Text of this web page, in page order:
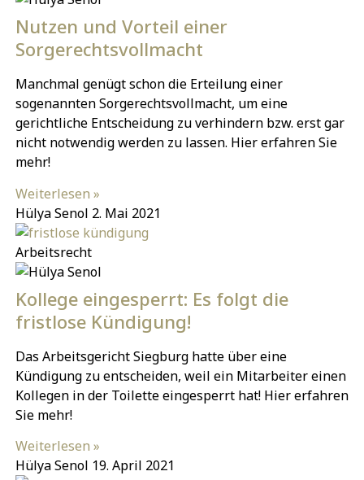
Nutzen und Vorteil einer
Sorgerechtsvollmacht
Manchmal genügt schon die Erteilung einer
sogenannten Sorgerechtsvollmacht, um eine
gerichtliche Entscheidung zu verhindern bzw. erst gar
nicht notwendig werden zu lassen. Hier erfahren Sie
mehr!
Weiterlesen »
Hülya Senol 2. Mai 2021
Arbeitsrecht
Kollege eingesperrt: Es folgt die
fristlose Kündigung!
Das Arbeitsgericht Siegburg hatte über eine
Kündigung zu entscheiden, weil ein Mitarbeiter einen
Kollegen in der Toilette eingesperrt hat! Hier erfahren
Sie mehr!
Weiterlesen »
Hülya Senol 19. April 2021